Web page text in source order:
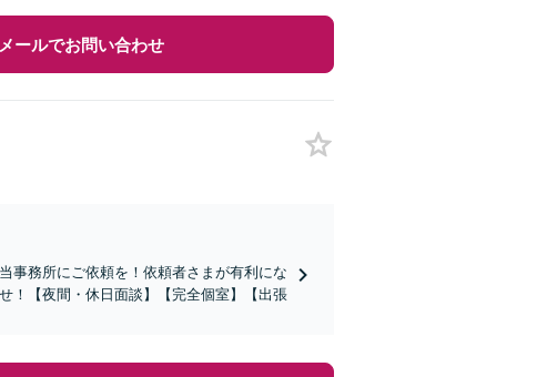
メールでお問い合わせ
事務所にご依頼を！依頼者さまが有利にな
！【夜間・休日面談】【完全個室】【出張